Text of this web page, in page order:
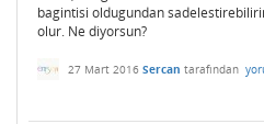
bagintisi oldugundan
olur. Ne diyorsun?
27 Mart 2016 Sercan tarafından